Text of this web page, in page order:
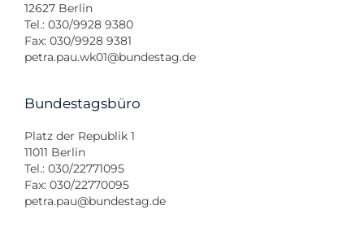
12627 Berlin
Tel.: 030/9928 9380
Fax: 030/9928 9381
petra.pau.wk01@bundestag.de
Bundestagsbüro
Platz der Republik 1
11011 Berlin
Tel.: 030/22771095
Fax: 030/22770095
petra.pau@bundestag.de